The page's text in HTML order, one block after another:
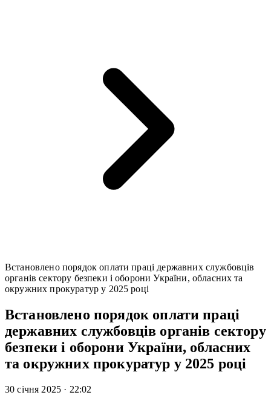
Встановлено порядок оплати праці державних службовців
органів сектору безпеки і оборони України, обласних та
окружних прокуратур у 2025 році
Встановлено порядок оплати праці
державних службовців органів сектору
безпеки і оборони України, обласних
та окружних прокуратур у 2025 році
30 січня 2025 · 22:02